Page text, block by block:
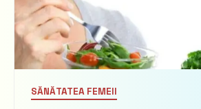
SĂNĂTATEA FEMEII